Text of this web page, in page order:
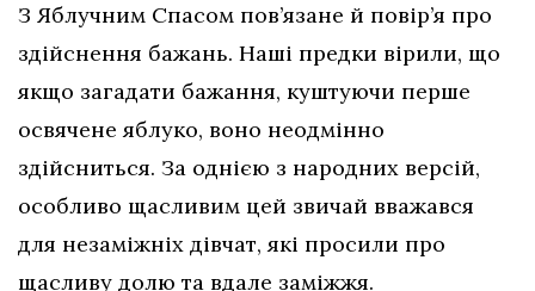
З Яблучним Спасом пов’язане й повір’я про
здійснення бажань. Наші предки вірили, що
якщо загадати бажання, куштуючи перше
освячене яблуко, воно неодмінно
здійсниться. За однією з народних версій,
особливо щасливим цей звичай вважався
для незаміжніх дівчат, які просили про
щасливу долю та вдале заміжжя.